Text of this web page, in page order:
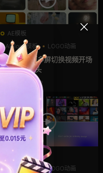
AE模板
AE logo模板
LOGO动画
作品集
ae模板 画面多屏切换视频开场
圆角分屏片头
2025-10-02
AE模板
AE logo模板
LOGO动画